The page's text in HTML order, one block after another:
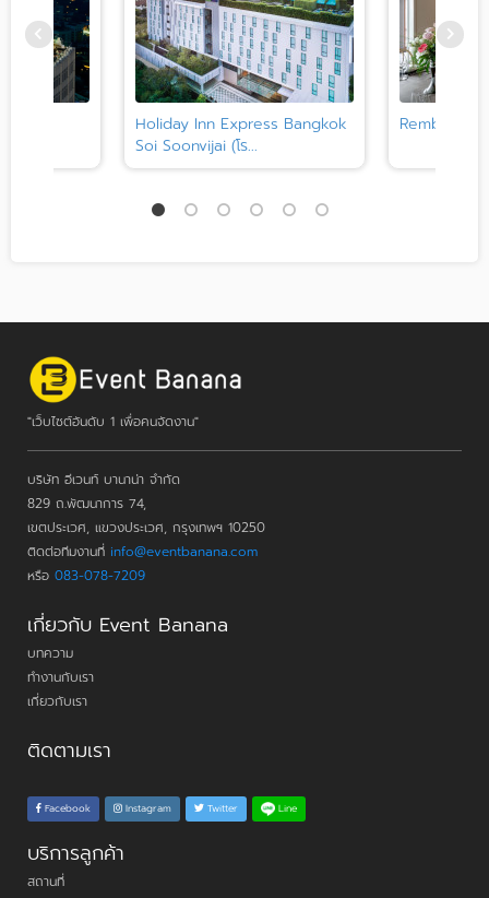
Holiday Inn Express Bangkok
Soi Soonvijai (โร...
Rembrandt
"เว็บไซต์อันดับ 1 เพื่อคนจัดงาน"
บริษัท อีเวนท์ บานาน่า จำกัด
829 ถ.พัฒนาการ 74,
เขตประเวศ, แขวงประเวศ, กรุงเทพฯ 10250
ติดต่อทีมงานที่ info@eventbanana.com
หรือ 083-078-7209
เกี่ยวกับ Event Banana
บทความ
ทำงานกับเรา
เกี่ยวกับเรา
ติดตามเรา
Facebook Instagram Twitter Line
บริการลูกค้า
สถานที่